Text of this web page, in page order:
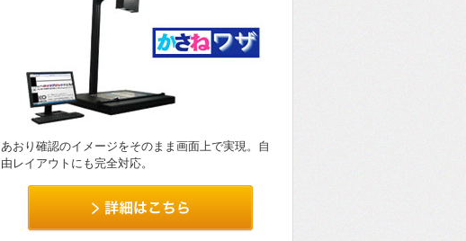
あおり確認のイメージをそのまま画面上で実現。自
由レイアウトにも完全対応。